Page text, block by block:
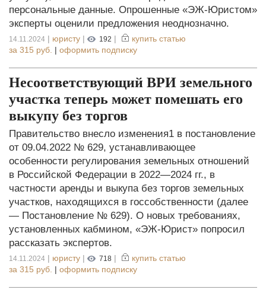
персональные данные. Опрошенные «ЭЖ-Юристом»
эксперты оценили предложения неоднозначно.
14.11.2024 | юристу | 192 |
купить статью
за 315 руб. | оформить подписку
Несоответствующий ВРИ земельного
участка теперь может помешать его
выкупу без торгов
Правительство внесло изменения1 в постановление
от 09.04.2022 № 629, устанавливающее
особенности регулирования земельных отношений
в Российской Федерации в 2022—2024 гг., в
частности аренды и выкупа без торгов земельных
участков, находящихся в госсобственности (далее
— Постановление № 629). О новых требованиях,
установленных кабмином, «ЭЖ-Юрист» попросил
рассказать экспертов.
14.11.2024 | юристу | 718 |
купить статью
за 315 руб. | оформить подписку